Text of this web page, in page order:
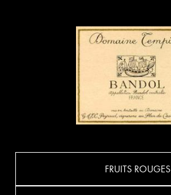
FRUITS ROUGES